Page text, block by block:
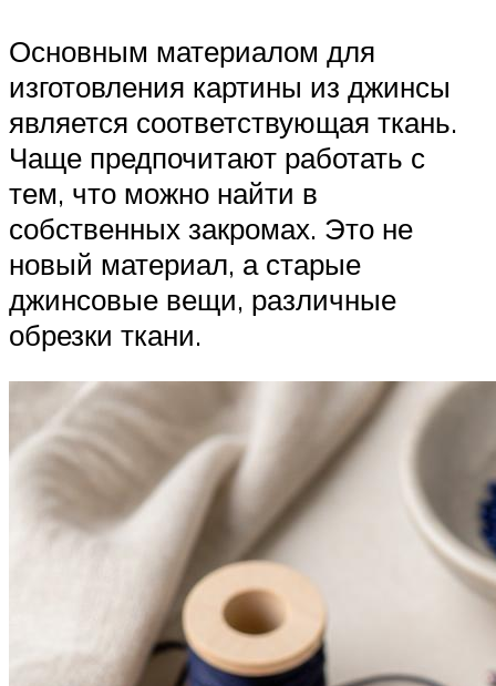
Основным материалом для
изготовления картины из джинсы
является соответствующая ткань.
Чаще предпочитают работать с
тем, что можно найти в
собственных закромах. Это не
новый материал, а старые
джинсовые вещи, различные
обрезки ткани.